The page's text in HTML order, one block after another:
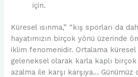
için.
Küresel ısınma,” “kış sporları da
hayatımızın birçok yönü üzerinde
iklim fenomenidir. Ortalama küresel
geleneksel olarak karla kaplı birçok
azalma ile karşı karşıya… Günümüz